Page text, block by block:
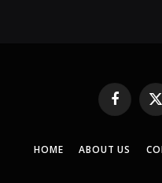
Facebook
X
HOME ABOUT US